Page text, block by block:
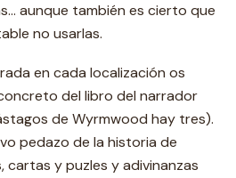
aunque también es cierto que
no usarlas.
en cada localización os
del libro del narrador
de Wyrmwood hay tres).
pedazo de la historia de
cartas y puzles y adivinanzas